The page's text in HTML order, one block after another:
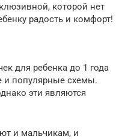
которой нет
радость и комфорт!
для ребенка до 1 года
и популярные схемы.
эти являются
и мальчикам, и